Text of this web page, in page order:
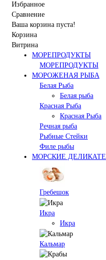
Избранное
Сравнение
Ваша корзина пуста!
Корзина
Витрина
МОРЕПРОДУКТЫ
МОРЕПРОДУКТЫ
МОРОЖЕНАЯ РЫБА
Белая Рыба
Белая рыба
Красная Рыба
Красная Рыба
Речная рыба
Рыбные Стейки
Филе рыбы
МОРСКИЕ
Гребешок
Икра
Икра
Кальмар